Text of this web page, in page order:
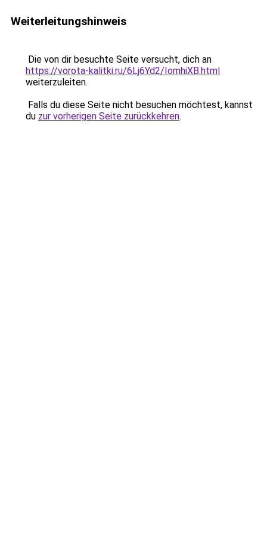
Weiterleitungshinweis
Die von dir besuchte Seite versucht, dich an
https://vorota-kalitki.ru/6Lj6Yd2/IomhiXB.html
weiterzuleiten.
Falls du diese Seite nicht besuchen möchtest, kannst
du zur vorherigen Seite zurückkehren.